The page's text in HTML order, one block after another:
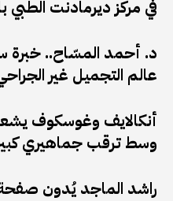
في مركز ديرمادنت الطبي
د. أحمد المسّاح.. خبرة
عالم التجميل غير
وسط ترقب جماهيري
راشد الماجد يُدون